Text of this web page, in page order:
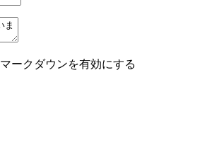
マークダウンを有効にする